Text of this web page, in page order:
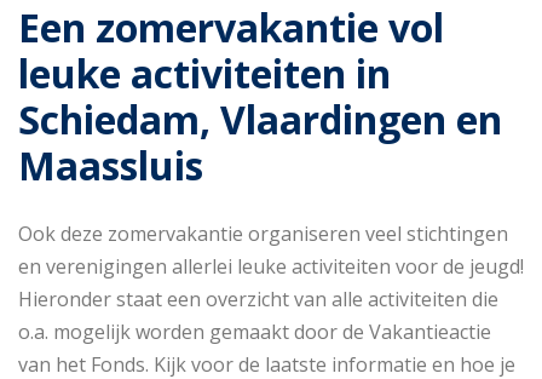
Een zomervakantie vol
leuke activiteiten in
Schiedam, Vlaardingen en
Maassluis
Ook deze zomervakantie organiseren veel stichtingen
en verenigingen allerlei leuke activiteiten voor de jeugd!
Hieronder staat een overzicht van alle activiteiten die
o.a. mogelijk worden gemaakt door de Vakantieactie
van het Fonds. Kijk voor de laatste informatie en hoe je